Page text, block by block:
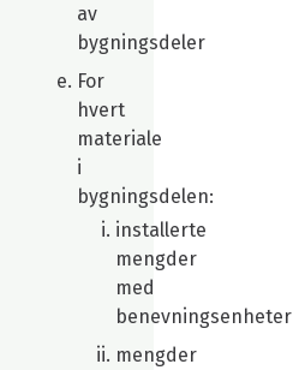
av
bygningsdeler
For
hvert
materiale
i
bygningsdelen:
installerte
mengder
med
benevningsenheter
mengder